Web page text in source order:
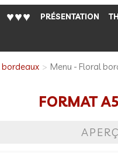
♥♥♥ PRÉSENTATION
bordeaux Menu - Floral
FORMAT